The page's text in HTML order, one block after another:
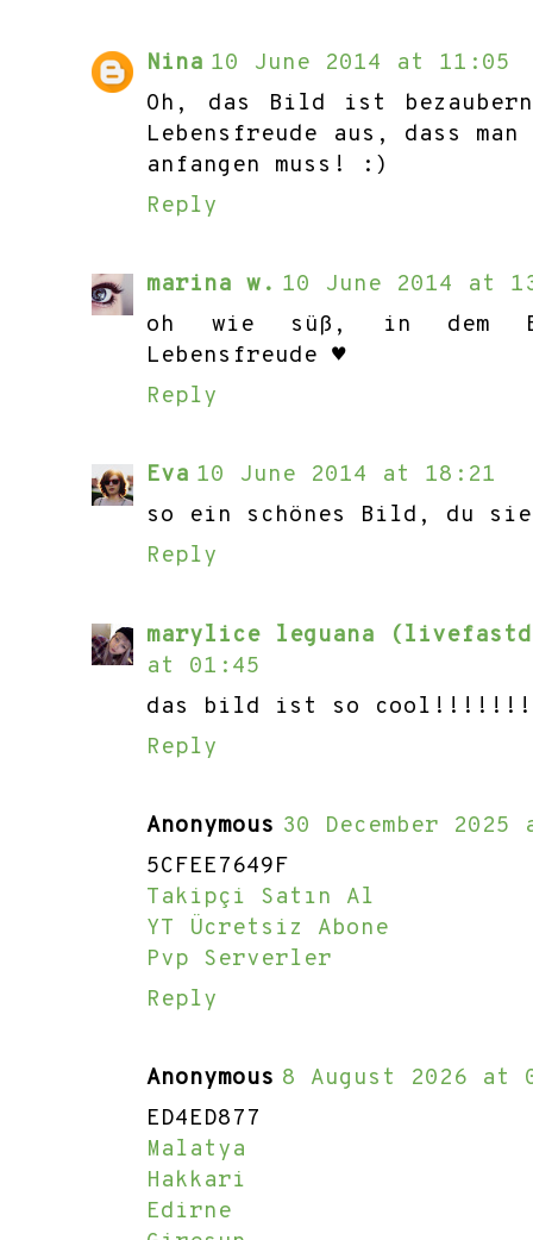
Nina 10 June 2014 at 11:05
Oh, das Bild ist
Lebensfreude aus, dass
anfangen muss! :)
Reply
marina w. 10 June 2014 at
oh wie süß, in dem
Lebensfreude ♥
Reply
Eva 10 June 2014 at 18:21
so ein schönes Bild, du
Reply
marylice leguana
at 01:45
das bild ist so cool!!!!!!!
Reply
Anonymous 30 December
5CFEE7649F
Takipçi Satın Al
YT Ücretsiz Abone
Pvp Serverler
Reply
Anonymous 8 August 2026 at
ED4ED877
Malatya
Hakkari
Edirne